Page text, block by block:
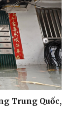
số
Trung Quốc,